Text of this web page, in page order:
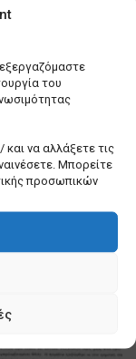
του
να αλλάξετε τις
Μπορείτε
προσωπικών